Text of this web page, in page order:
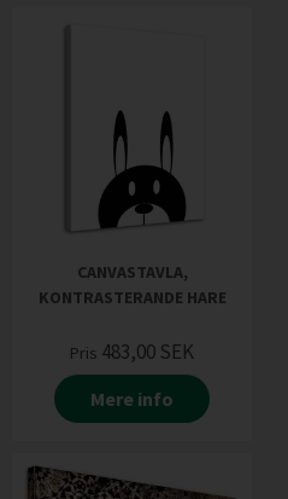
CANVASTAVLA,
KONTRASTERANDE HARE
Pris 483,00 SEK
Mere info